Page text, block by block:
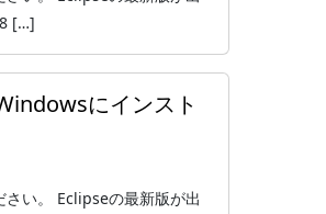
[…]
にインスト
い。 Eclipseの最新版が出